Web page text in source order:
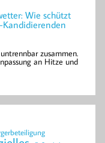
Wie schützt
Kandidierenden
zusammen.
an Hitze und